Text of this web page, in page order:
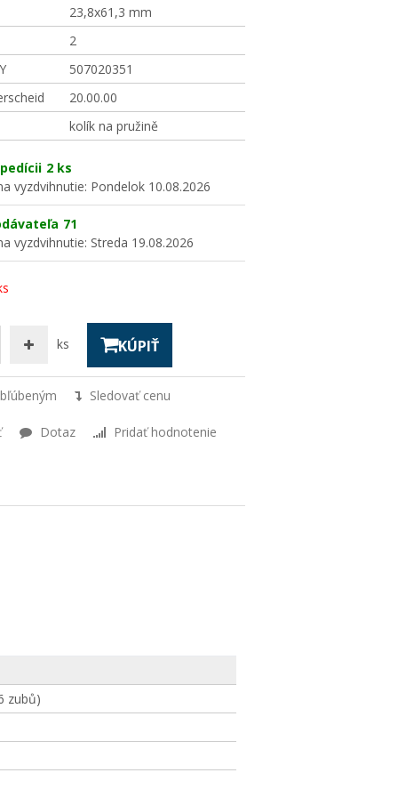
23,8x61,3 mm
2
507020351
20.00.00
kolík na pružině
2 ks
vyzdvihnutie: Pondelok 10.08.2026
71
vyzdvihnutie: Streda 19.08.2026
ks KÚPIŤ
Sledovať cenu
Dotaz Pridať hodnotenie
zubů)